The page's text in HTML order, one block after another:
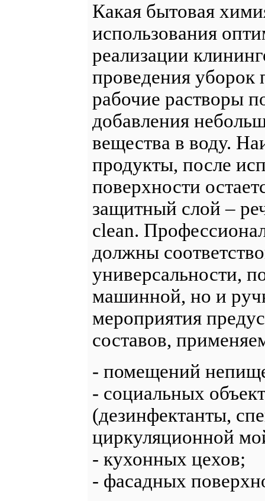
Какая бытовая
использования
реализации
проведения уборок
рабочие растворы
добавления
вещества в воду.
продукты, после
поверхности
защитный слой –
clean.
должны
универсальности,
машинной, но и
мероприятия
составов,
- помещений
- социальных
(дезинфектанты,
циркуляционной
- кухонных цехов;
- фасадных